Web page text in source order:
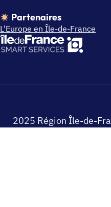
Partenaires
L'Europe en Île-de-France
2025 Région Île-de-